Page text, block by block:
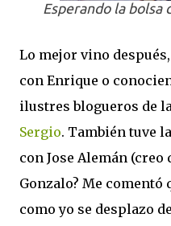
Esperando la bolsa
Lo mejor vino
con Enrique o
ilustres blogueros de
Sergio. También tuve
con Jose Alemán (creo
Gonzalo? Me comentó
como yo se desplazo